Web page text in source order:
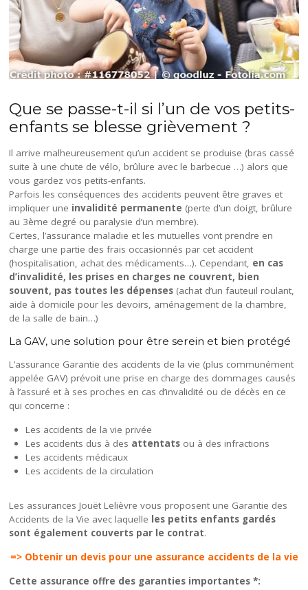
Que se passe-t-il si l’un de vos petits-
enfants se blesse grièvement ?
Il arrive malheureusement qu’un accident se produise (bras cassé
suite à une chute de vélo, brûlure avec le barbecue …) alors que
vous gardez vos petits-enfants.
Parfois les conséquences des accidents peuvent être graves et
impliquer une invalidité permanente (perte d’un doigt, brûlure
au 3ème degré ou paralysie d’un membre).
Certes, l’assurance maladie et les mutuelles vont prendre en
charge une partie des frais occasionnés par cet accident
(hospitalisation, achat des médicaments…). Cependant, en cas
d’invalidité, les prises en charges ne couvrent, bien
souvent, pas toutes les dépenses (achat d’un fauteuil roulant,
aide à domicile pour les devoirs, aménagement de la chambre,
de la salle de bain…)
La GAV, une solution pour être serein et bien protégé
L’assurance Garantie des accidents de la vie (plus communément
appelée GAV) prévoit une prise en charge des dommages causés
à l’assuré et à ses proches en cas d’invalidité ou de décès en ce
qui concerne :
Les accidents de la vie privée
Les accidents dus à des attentats ou à des infractions
Les accidents médicaux
Les accidents de la circulation
Les assurances Jouët Lelièvre vous proposent une Garantie des
Accidents de la Vie avec laquelle les petits enfants gardés
sont également couverts par le contrat.
=> Obtenir un devis pour une assurance accidents de la vie
Cette assurance offre des garanties importantes *: